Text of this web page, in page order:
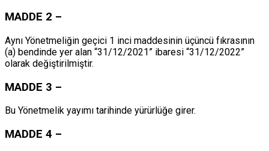
MADDE 2 –
Aynı Yönetmeliğin geçici 1 inci maddesinin üçüncü fıkrasının
(a) bendinde yer alan “31/12/2021” ibaresi “31/12/2022”
olarak değiştirilmiştir.
MADDE 3 –
Bu Yönetmelik yayımı tarihinde yürürlüğe girer.
MADDE 4 –